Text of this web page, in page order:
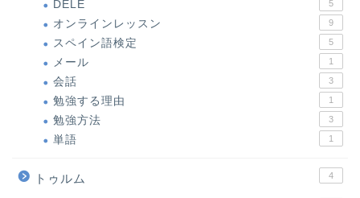
DELE 5
オンラインレッスン 9
スペイン語検定 5
メール 1
会話 3
勉強する理由 1
勉強方法 3
単語 1
トゥルム 4